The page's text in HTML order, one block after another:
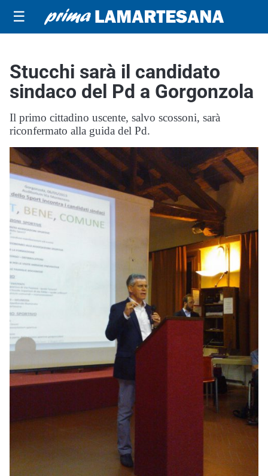
☰
Stucchi sarà il candidato
sindaco del Pd a Gorgonzola
Il primo cittadino uscente, salvo scossoni, sarà
riconfermato alla guida del Pd.